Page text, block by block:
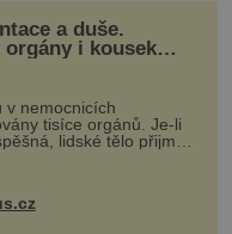
a duše.
orgány i kousek
v nemocnicích
tisíce orgánů. Je-li
lidské tělo přijme